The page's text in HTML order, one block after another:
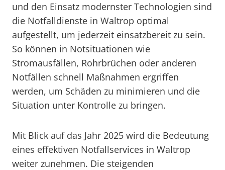
und den Einsatz modernster Technologien sind
die Notfalldienste in Waltrop optimal
aufgestellt, um jederzeit einsatzbereit zu sein.
So können in Notsituationen wie
Stromausfällen, Rohrbrüchen oder anderen
Notfällen schnell Maßnahmen ergriffen
werden, um Schäden zu minimieren und die
Situation unter Kontrolle zu bringen.
Mit Blick auf das Jahr 2025 wird die Bedeutung
eines effektiven Notfallservices in Waltrop
weiter zunehmen. Die steigenden